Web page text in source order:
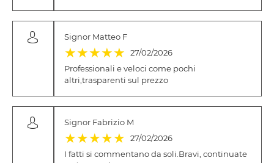
Signor Matteo F
(*)
★ (*)
★ (*)
★ (*)
★ (*)
★
27/02/2026
Professionali e veloci come pochi
altri,trasparenti sul prezzo
Signor Fabrizio M
(*)
★ (*)
★ (*)
★ (*)
★ (*)
★
27/02/2026
I fatti si commentano da soli.Bravi, continuate